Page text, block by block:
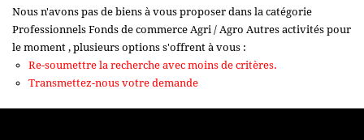
De 150 000 À 200 000 Euros
De 200 000 À 250 000 Euros
+ De 250 000 Euros
Nous n'avons pas de biens à vous proposer dans la catégorie
Professionnels Fonds de commerce Agri / Agro Autres activités pour
le moment , plusieurs options s'offrent à vous :
Re-soumettre la recherche avec moins de critères.
Transmettez-nous votre demande